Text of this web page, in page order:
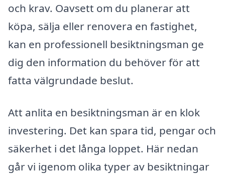
och krav. Oavsett om du planerar att
köpa, sälja eller renovera en fastighet,
kan en professionell besiktningsman ge
dig den information du behöver för att
fatta välgrundade beslut.
Att anlita en besiktningsman är en klok
investering. Det kan spara tid, pengar och
säkerhet i det långa loppet. Här nedan
går vi igenom olika typer av besiktningar